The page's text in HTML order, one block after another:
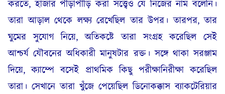
করতে, হাজার পীড়াপীড়ি করা সত্ত্বেও যে নিজের নাম বলেনি।
তারা আড়াল থেকে লক্ষ্য রেখেছিল তার উপর। তারপর, তার
ঘুমের সুযোগ নিয়ে, অতিকষ্টে তারা সংগ্রহ করেছিল সেই
আশ্চর্য যৌবনের অধিকারী মানুষটার রক্ত। সঙ্গে থাকা সরঞ্জাম
দিয়ে, ক্যাম্পে বসেই প্রাথমিক কিছু পরীক্ষানিরীক্ষা করেছিল
তারা। সেখানে তারা খুঁজে পেয়েছিল ডিনোকক্কাস ব্যাকটেরিয়ার